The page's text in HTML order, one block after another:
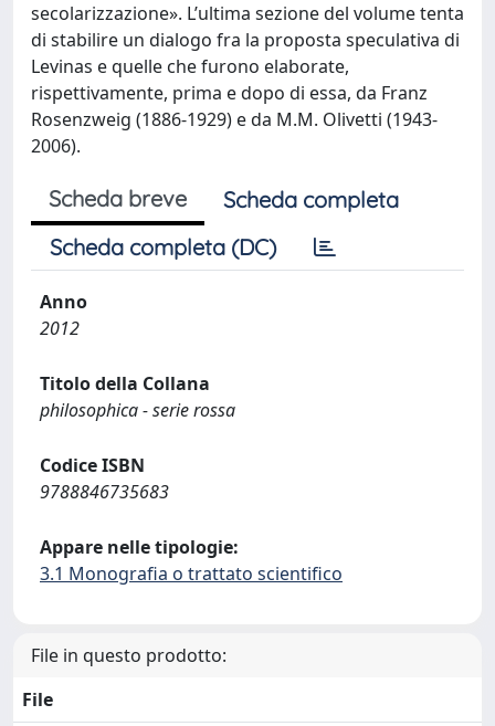
secolarizzazione». L’ultima sezione del volume tenta
di stabilire un dialogo fra la proposta speculativa di
Levinas e quelle che furono elaborate,
rispettivamente, prima e dopo di essa, da Franz
Rosenzweig (1886-1929) e da M.M. Olivetti (1943-
2006).
Scheda breve
Scheda completa
Scheda completa (DC)
Anno
2012
Titolo della Collana
philosophica - serie rossa
Codice ISBN
9788846735683
Appare nelle tipologie:
3.1 Monografia o trattato scientifico
File in questo prodotto:
File